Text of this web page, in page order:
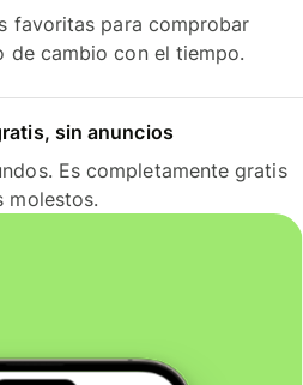
favoritas para comprobar
de cambio con el tiempo.
sin anuncios
Es completamente gratis
molestos.